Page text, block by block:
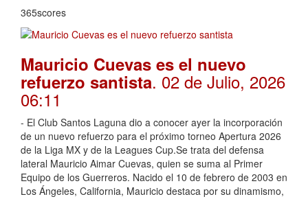
365scores
Mauricio Cuevas es el nuevo
refuerzo santista. 02 de Julio, 2026
06:11
- El Club Santos Laguna dio a conocer ayer la incorporación
de un nuevo refuerzo para el próximo torneo Apertura 2026
de la Liga MX y de la Leagues Cup.Se trata del defensa
lateral Mauricio Aimar Cuevas, quien se suma al Primer
Equipo de los Guerreros. Nacido el 10 de febrero de 2003 en
Los Ángeles, California, Mauricio destaca por su dinamismo,